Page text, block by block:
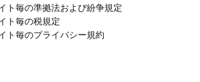
ト毎の準拠法および紛争規定
ト毎の税規定
ト毎のプライバシー規約